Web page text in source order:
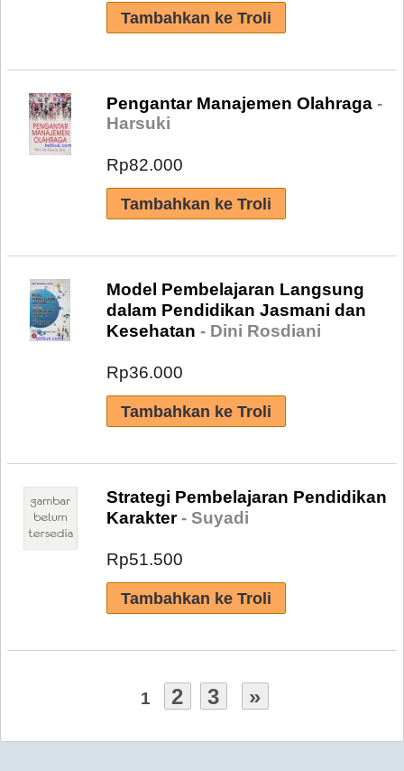
Pengantar Manajemen Olahraga -
Harsuki
Rp82.000
Model Pembelajaran Langsung
dalam Pendidikan Jasmani dan
Kesehatan - Dini Rosdiani
Rp36.000
Strategi Pembelajaran Pendidikan
Karakter- Suyadi
Rp51.500
1 2 3 »